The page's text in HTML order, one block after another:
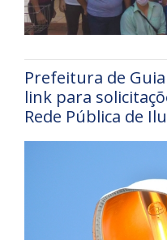
Prefeitura de
link para
Rede Pública de